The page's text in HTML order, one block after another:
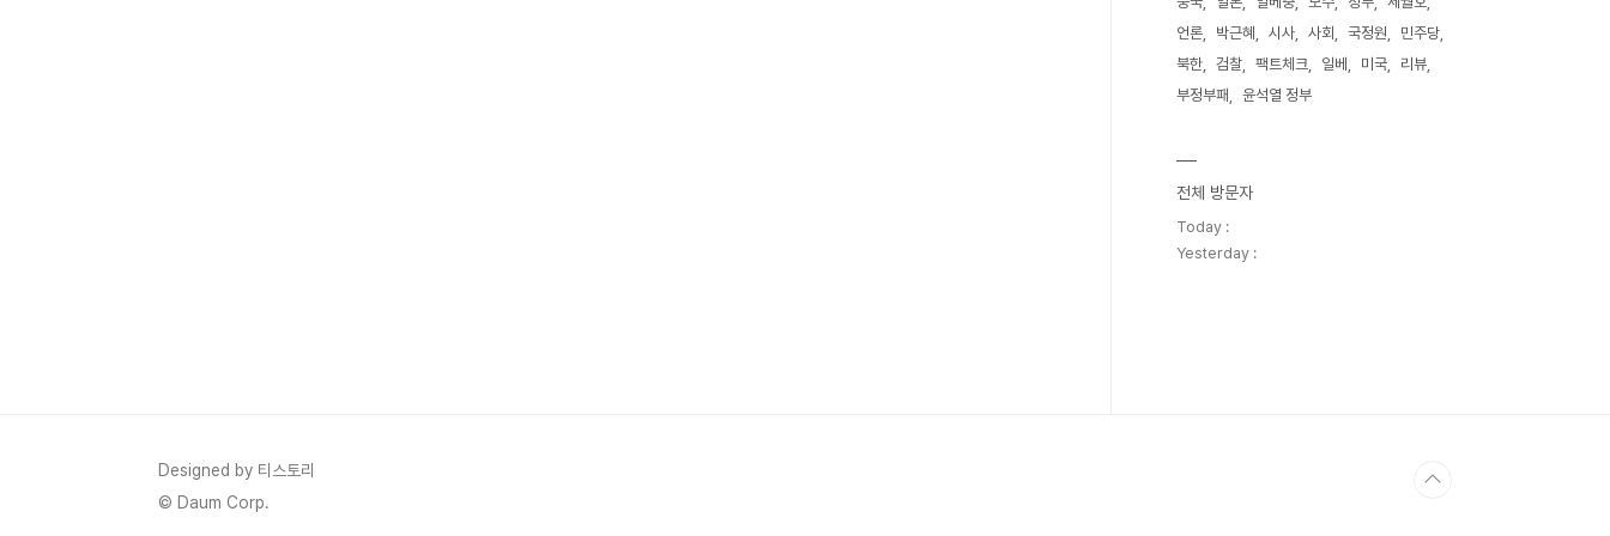
언론
박근혜 시사 사회 국정원
민주당
북한
검찰 팩트체크 일베 미국
리뷰
부정부패
윤석열 정부
전체 방문자
Today :
Yesterday :
Designed by 티스토리
© Daum Corp.